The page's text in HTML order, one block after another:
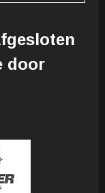
door